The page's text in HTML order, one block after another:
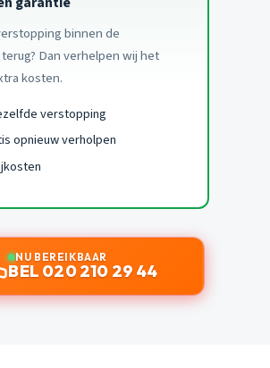
binnen de
Dan verhelpen wij het
kosten.
verstopping
opnieuw verholpen
NU BEREIKBAAR
BEL 020 210 29 44